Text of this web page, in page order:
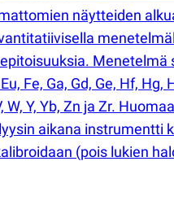
näytteiden
Menetelmä
Fe, Ga, Gd, Ge, Hf,
W, Y, Yb, Zn ja Zr.
aikana instrumentti
(pois lukien